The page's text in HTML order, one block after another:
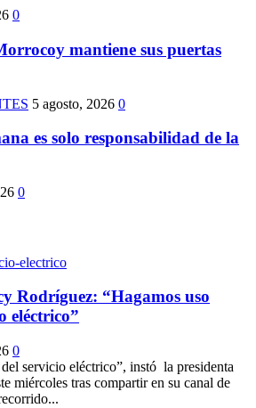
0
mantiene sus puertas
5 agosto, 2026 0
es solo responsabilidad de la
0
Rodríguez: “Hagamos uso
eléctrico”
0
servicio eléctrico”, instó la presidenta
miércoles tras compartir en su canal de